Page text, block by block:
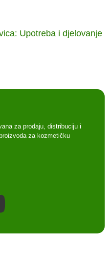
Upotreba i djelovanje
za prodaju, distribuciju i
za kozmetičku